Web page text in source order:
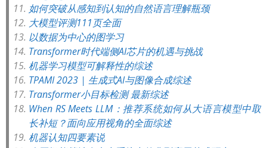
如何突破从感知到认知的自然语言理解瓶颈
大模型评测111页全面
以数据为中心的图学习
Transformer时代端侧AI芯片的机遇与挑战
机器学习模型可解释性的综述
TPAMI 2023 | 生成式AI与图像合成综述
Transformer小目标检测 最新综述
When RS Meets LLM：推荐系统如何从大语言模型中取
长补短？面向应用视角的全面综述
机器认知四要素说